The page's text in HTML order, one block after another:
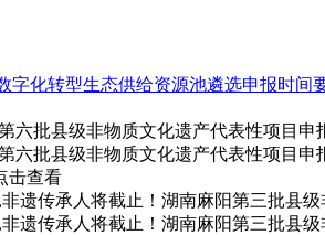
字化转型生态供给资源池遴选申报时间
六批县级非物质文化遗产代表性项目
六批县级非物质文化遗产代表性项目
击查看
遗传承人将截止！湖南麻阳第三批县
遗传承人将截止！湖南麻阳第三批县